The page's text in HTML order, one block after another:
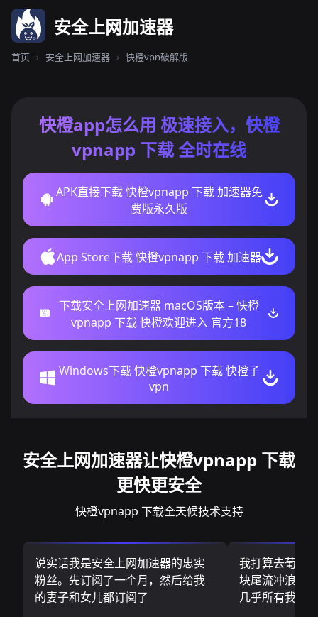
安全上网加速器
首页 › 安全上网加速器 › 快橙vpn破解版
快橙app怎么用 极速接入，快橙
vpnapp 下载 全时在线
APK直接下载 快橙vpnapp 下载 加速器免
费版永久版
App Store下载 快橙vpnapp 下载 加速器
下载安全上网加速器 macOS版本 – 快橙
vpnapp 下载 快橙欢迎进入 官方18
Windows下载 快橙vpnapp 下载 快橙子
vpn
安全上网加速器让快橙vpnapp 下载
更快更安全
快橙vpnapp 下载全天候技术支持
说实话我是安全上网加速器的忠实
粉丝。先订阅了一个月，然后给我
的妻子和女儿都订阅了
我打算去葡萄
块尾流冲浪板
几乎所有我需